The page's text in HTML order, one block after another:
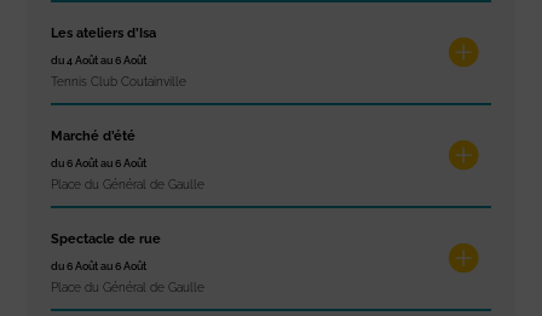
Les ateliers d’Isa
du 4 Août au 6 Août
Tennis Club Coutainville
Marché d’été
du 6 Août au 6 Août
Place du Général de Gaulle
Spectacle de rue
du 6 Août au 6 Août
Place du Général de Gaulle